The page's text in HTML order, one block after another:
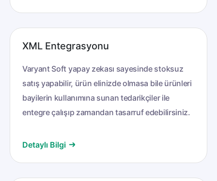
XML Entegrasyonu
Varyant Soft yapay zekası sayesinde stoksuz
satış yapabilir, ürün elinizde olmasa bile ürünleri
bayilerin kullanımına sunan tedarikçiler ile
entegre çalışıp zamandan tasarruf edebilirsiniz.
Detaylı Bilgi